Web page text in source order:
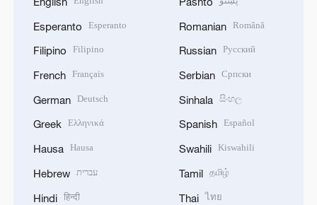
Esperanto Esperanto
Filipino Filipino
French Français
German Deutsch
Greek Ελληνικά
Hausa Hausa
Hebrew עברית
Hindi हिन्दी
Romanian Română
Russian Русский
Serbian Српски
Sinhala සිංහල
Spanish Español
Swahili Kiswahili
Tamil தமிழ்
Thai ไทย